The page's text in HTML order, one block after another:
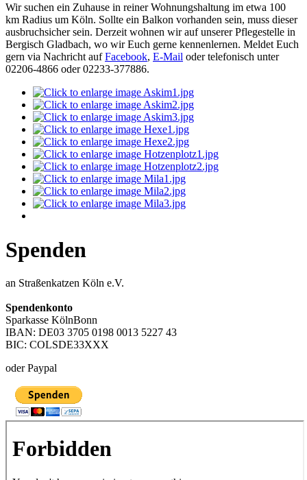
Wir suchen ein Zuhause in reiner Wohnungshaltung im etwa 100
km Radius um Köln. Sollte ein Balkon vorhanden sein, muss dieser
ausbruchsicher sein. Derzeit wohnen wir auf unserer Pflegestelle in
Bergisch Gladbach, wo wir Euch gerne kennenlernen. Meldet Euch
gern via Nachricht aufFacebook, E-Mail oder telefonisch unter
02206-4866 oder 02233-377886.
Spenden
an Straßenkatzen Köln e.V.
Spendenkonto
Sparkasse KölnBonn
IBAN: DE03 3705 0198 0013 5227 43
BIC: COLSDE33XXX
oder Paypal